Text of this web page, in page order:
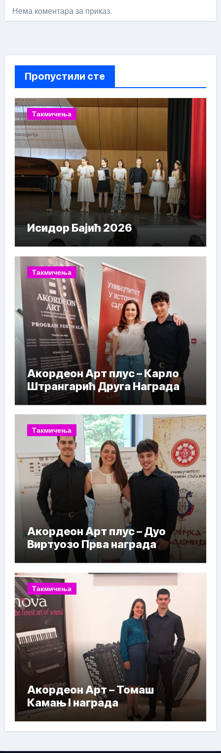
Нема коментара за приказ.
Пропустили сте
Такмичења
Исидор Бајић 2026
Такмичења
Акордеон Арт плус – Карло
Штрангарић Друга Награда
Такмичења
Акордеон Арт плус – Дуо
Виртуозо Прва награда
Такмичења
Акордеон Арт – Томаш
Камањ I награда